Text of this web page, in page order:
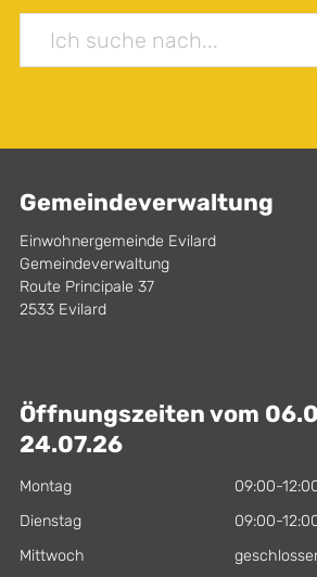
Gemeindeverwaltung
Einwohnergemeinde Evilard
Gemeindeverwaltung
Route Principale 37
2533 Evilard
Öffnungszeiten vom
24.07.26
Montag
09:00-
Dienstag
09:00-
Mittwoch